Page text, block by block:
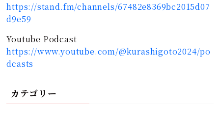
https://stand.fm/channels/67482e8369bc2015d07
d9e59
Youtube Podcast
https://www.youtube.com/@kurashigoto2024/po
dcasts
カテゴリー